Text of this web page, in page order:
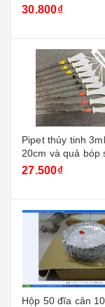
30.800₫
Pipet thủy tinh
20cm và quả bóp
27.500₫
Hộp 50 đĩa cân